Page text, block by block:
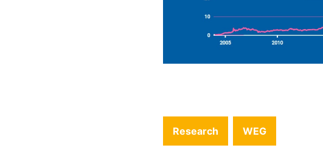
Research WEG